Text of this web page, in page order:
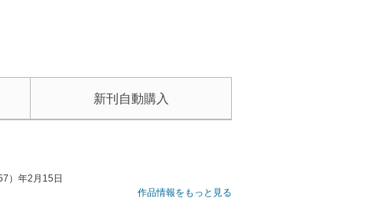
新刊自動購入
）年2月15日
作品情報をもっと見る